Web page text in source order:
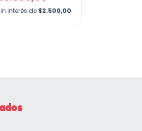
interés de $2.500,00